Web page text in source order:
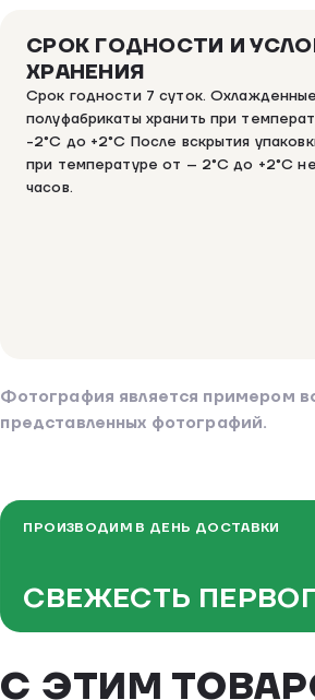
СРОК ГОДНОСТИ И
ХРАНЕНИЯ
Срок годности 7 суток. Охлажденные
полуфабрикаты хранить при
-2°C до +2°C После вскрытия
при температуре от – 2°C до +2°C
часов.
Фотография является примером
представленных фотографий.
ПРОИЗВОДИМ В ДЕНЬ ДОСТАВКИ
СВЕЖЕСТЬ
С ЭТИМ